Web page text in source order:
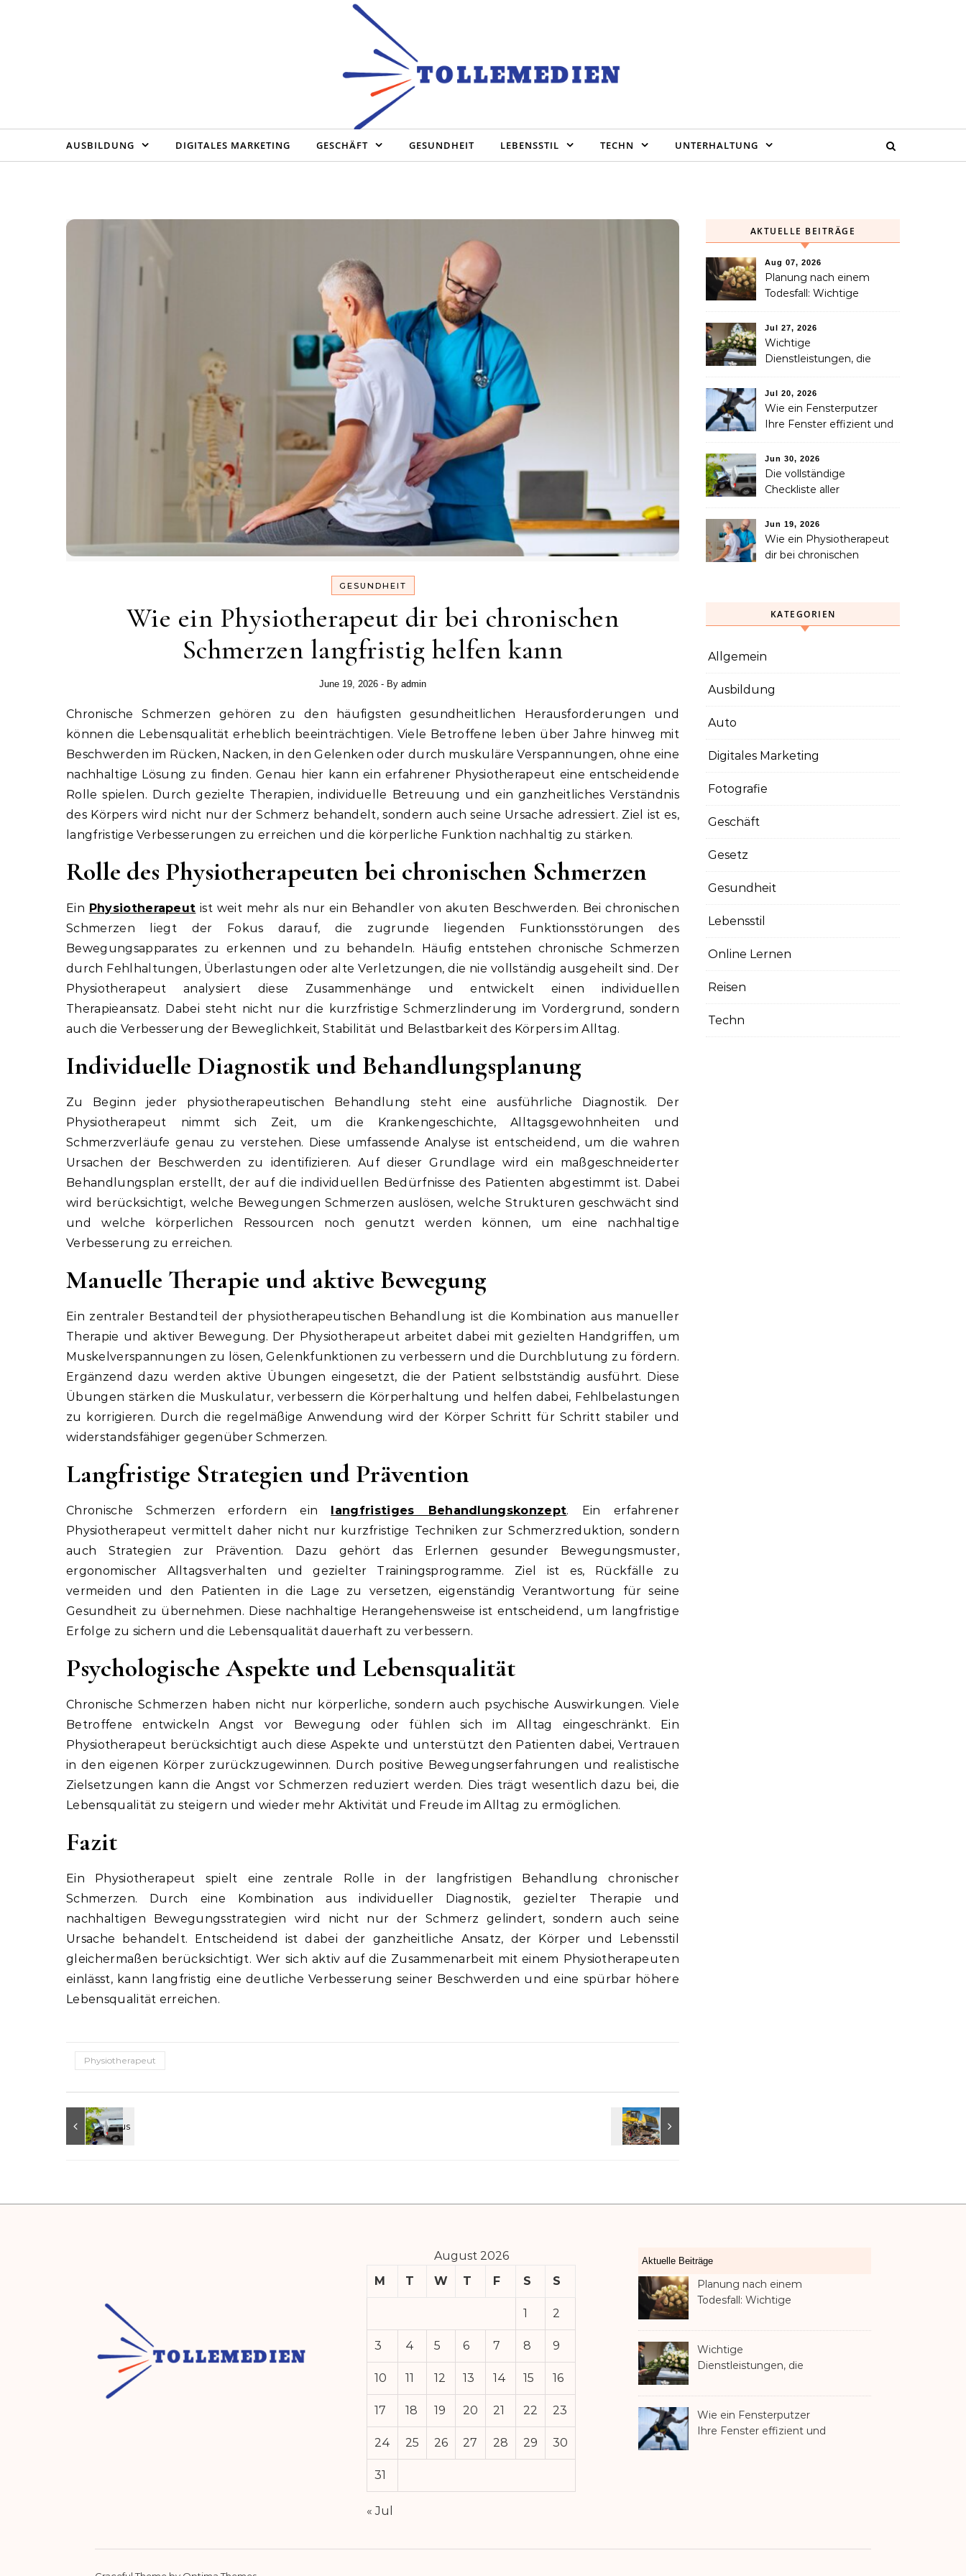
AUSBILDUNG DIGITALES MARKETING GESCHÄFT GESUNDHEIT LEBENSSTIL TECHN UNTERHALTUNG
GESUNDHEIT
Wie ein Physiotherapeut dir bei chronischen
Schmerzen langfristig helfen kann
June 19, 2026 - By admin
Chronische Schmerzen gehören zu den häufigsten gesundheitlichen Herausforderungen und
können die Lebensqualität erheblich beeinträchtigen. Viele Betroffene leben über Jahre hinweg mit
Beschwerden im Rücken, Nacken, in den Gelenken oder durch muskuläre Verspannungen, ohne eine
nachhaltige Lösung zu finden. Genau hier kann ein erfahrener Physiotherapeut eine entscheidende
Rolle spielen. Durch gezielte Therapien, individuelle Betreuung und ein ganzheitliches Verständnis
des Körpers wird nicht nur der Schmerz behandelt, sondern auch seine Ursache adressiert. Ziel ist es,
langfristige Verbesserungen zu erreichen und die körperliche Funktion nachhaltig zu stärken.
Rolle des Physiotherapeuten bei chronischen Schmerzen
Ein Physiotherapeut ist weit mehr als nur ein Behandler von akuten Beschwerden. Bei chronischen
Schmerzen liegt der Fokus darauf, die zugrunde liegenden Funktionsstörungen des
Bewegungsapparates zu erkennen und zu behandeln. Häufig entstehen chronische Schmerzen
durch Fehlhaltungen, Überlastungen oder alte Verletzungen, die nie vollständig ausgeheilt sind. Der
Physiotherapeut analysiert diese Zusammenhänge und entwickelt einen individuellen
Therapieansatz. Dabei steht nicht nur die kurzfristige Schmerzlinderung im Vordergrund, sondern
auch die Verbesserung der Beweglichkeit, Stabilität und Belastbarkeit des Körpers im Alltag.
Individuelle Diagnostik und Behandlungsplanung
Zu Beginn jeder physiotherapeutischen Behandlung steht eine ausführliche Diagnostik. Der
Physiotherapeut nimmt sich Zeit, um die Krankengeschichte, Alltagsgewohnheiten und
Schmerzverläufe genau zu verstehen. Diese umfassende Analyse ist entscheidend, um die wahren
Ursachen der Beschwerden zu identifizieren. Auf dieser Grundlage wird ein maßgeschneiderter
Behandlungsplan erstellt, der auf die individuellen Bedürfnisse des Patienten abgestimmt ist. Dabei
wird berücksichtigt, welche Bewegungen Schmerzen auslösen, welche Strukturen geschwächt sind
und welche körperlichen Ressourcen noch genutzt werden können, um eine nachhaltige
Verbesserung zu erreichen.
Manuelle Therapie und aktive Bewegung
Ein zentraler Bestandteil der physiotherapeutischen Behandlung ist die Kombination aus manueller
Therapie und aktiver Bewegung. Der Physiotherapeut arbeitet dabei mit gezielten Handgriffen, um
Muskelverspannungen zu lösen, Gelenkfunktionen zu verbessern und die Durchblutung zu fördern.
Ergänzend dazu werden aktive Übungen eingesetzt, die der Patient selbstständig ausführt. Diese
Übungen stärken die Muskulatur, verbessern die Körperhaltung und helfen dabei, Fehlbelastungen
zu korrigieren. Durch die regelmäßige Anwendung wird der Körper Schritt für Schritt stabiler und
widerstandsfähiger gegenüber Schmerzen.
Langfristige Strategien und Prävention
Chronische Schmerzen erfordern ein langfristiges Behandlungskonzept. Ein erfahrener
Physiotherapeut vermittelt daher nicht nur kurzfristige Techniken zur Schmerzreduktion, sondern
auch Strategien zur Prävention. Dazu gehört das Erlernen gesunder Bewegungsmuster,
ergonomischer Alltagsverhalten und gezielter Trainingsprogramme. Ziel ist es, Rückfälle zu
vermeiden und den Patienten in die Lage zu versetzen, eigenständig Verantwortung für seine
Gesundheit zu übernehmen. Diese nachhaltige Herangehensweise ist entscheidend, um langfristige
Erfolge zu sichern und die Lebensqualität dauerhaft zu verbessern.
Psychologische Aspekte und Lebensqualität
Chronische Schmerzen haben nicht nur körperliche, sondern auch psychische Auswirkungen. Viele
Betroffene entwickeln Angst vor Bewegung oder fühlen sich im Alltag eingeschränkt. Ein
Physiotherapeut berücksichtigt auch diese Aspekte und unterstützt den Patienten dabei, Vertrauen
in den eigenen Körper zurückzugewinnen. Durch positive Bewegungserfahrungen und realistische
Zielsetzungen kann die Angst vor Schmerzen reduziert werden. Dies trägt wesentlich dazu bei, die
Lebensqualität zu steigern und wieder mehr Aktivität und Freude im Alltag zu ermöglichen.
Fazit
Ein Physiotherapeut spielt eine zentrale Rolle in der langfristigen Behandlung chronischer
Schmerzen. Durch eine Kombination aus individueller Diagnostik, gezielter Therapie und
nachhaltigen Bewegungsstrategien wird nicht nur der Schmerz gelindert, sondern auch seine
Ursache behandelt. Entscheidend ist dabei der ganzheitliche Ansatz, der Körper und Lebensstil
gleichermaßen berücksichtigt. Wer sich aktiv auf die Zusammenarbeit mit einem Physiotherapeuten
einlässt, kann langfristig eine deutliche Verbesserung seiner Beschwerden und eine spürbar höhere
Lebensqualität erreichen.
Physiotherapeut
AKTUELLE BEITRÄGE
Aug 07, 2026
Planung nach einem
Todesfall: Wichtige
Familie in Betracht ziehen
sollte
Jul 27, 2026
Wichtige
Dienstleistungen, die
Verlust eines geliebten
Menschen helfen können
Jul 20, 2026
Wie ein Fensterputzer
Ihre Fenster effizient und
Jun 30, 2026
Die vollständige
Checkliste aller
nach einem Unfall
benötigen
Jun 19, 2026
Wie ein Physiotherapeut
dir bei chronischen
KATEGORIEN
Allgemein
Ausbildung
Auto
Digitales Marketing
Fotografie
Geschäft
Gesetz
Gesundheit
Lebensstil
Online Lernen
Reisen
Techn
August 2026
M
T W T F S S
1 2
3 4 5 6 7 8 9
10 11 12 13 14 15 16
17 18 19 20 21 22 23
24 25 26 27 28 29 30
31
« Jul
Aktuelle Beiträge
Planung nach einem
Todesfall: Wichtige
Familie in Betracht ziehen
sollte
Wichtige
Dienstleistungen, die
Verlust eines geliebten
Menschen helfen können
Wie ein Fensterputzer
Ihre Fenster effizient und